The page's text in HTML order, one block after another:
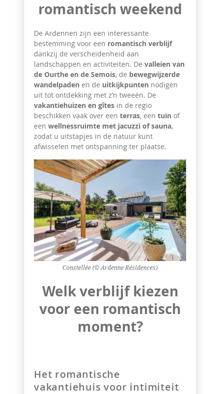
romantisch weekend
De Ardennen zijn een interessante
bestemming voor een romantisch verblijf
dankzij de verscheidenheid aan
landschappen en activiteiten. De valleien van
de Ourthe en de Semois, de bewegwijzerde
wandelpaden en de uitkijkpunten nodigen
uit tot ontdekking met z’n tweeën. De
vakantiehuizen en gîtes in de regio
beschikken vaak over een terras, een tuin of
een wellnessruimte met jacuzzi of sauna,
zodat u uitstapjes in de natuur kunt
afwisselen met ontspanning ter plaatse.
Constellée (© Ardenne Résidences)
Welk verblijf kiezen
voor een romantisch
moment?
Het romantische
vakantiehuis voor intimiteit